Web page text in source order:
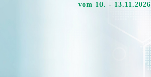
vom 10. - 13.11.2026